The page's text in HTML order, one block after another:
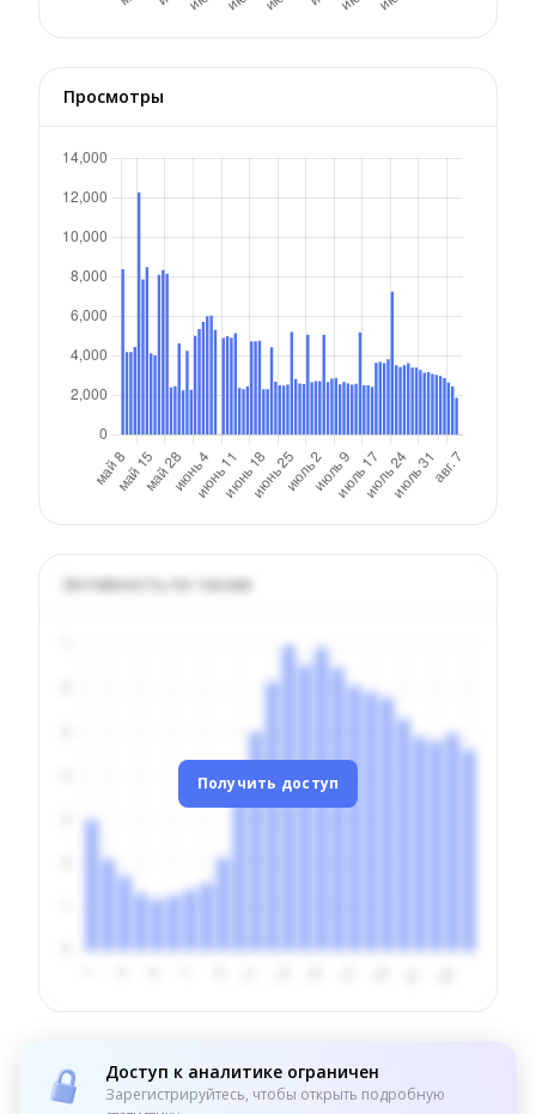
Просмотры
Активность по часам
Получить доступ
Доступ к аналитике ограничен
Зарегистрируйтесь, чтобы открыть подробную